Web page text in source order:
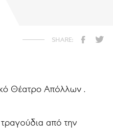
Θέατρο Απόλλων .
από την